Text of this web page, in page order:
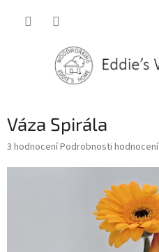
Váza Spirála
Průměrné
3 hodnoceníPodrobnosti hodnocení